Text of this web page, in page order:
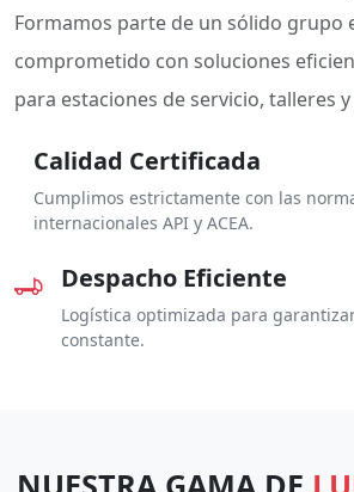
Formamos parte de un sólido grupo
comprometido con soluciones
para estaciones de servicio, talleres
Calidad Certificada
Cumplimos estrictamente con las
internacionales API y ACEA.
Despacho Eficiente
Logística optimizada para
constante.